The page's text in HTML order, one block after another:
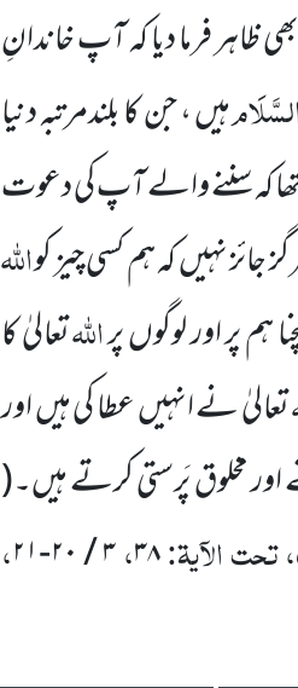
فرما دیا کہ آپ خاندانِ
ہیں ، جن کا بلندمرتبہ دنیا
تھا کہ سننے والے آپ کی دعوت
نہیں کہ ہم کسی چیز کواللہ
ہم پر اور لوگوں پراللہتعالیٰ کا
تعالیٰ نے انہیں عطا کی ہیں اور
مخلوق پَرستی کرتے ہیں۔(
تحت الآیۃ:۳۸،۳ / ۲۰-۲۱
،